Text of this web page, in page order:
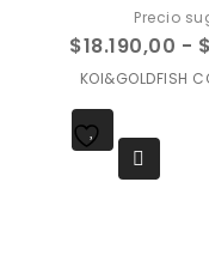
Precio
$18.190,00 -
KOI&GOLDFISH